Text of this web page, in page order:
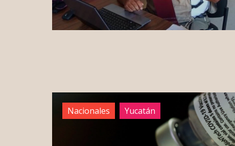
Nacionales Yucatán